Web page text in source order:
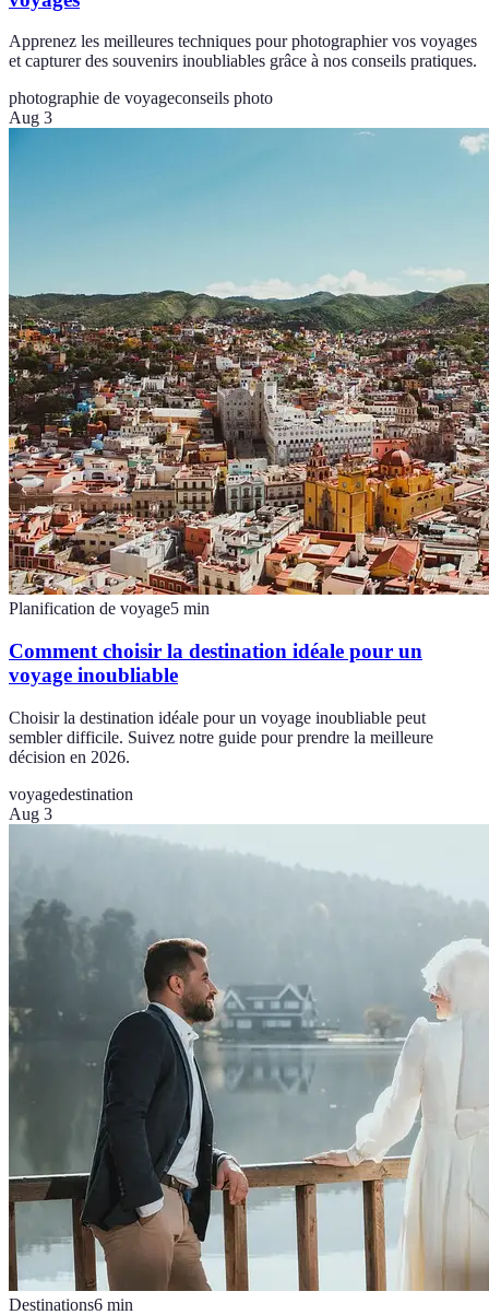
Apprenez les meilleures techniques pour photographier vos voyages
et capturer des souvenirs inoubliables grâce à nos conseils pratiques.
photographie de voyageconseils photo
Aug 3
Planification de voyage5 min
Comment choisir la destination idéale pour un
voyage inoubliable
Choisir la destination idéale pour un voyage inoubliable peut
sembler difficile. Suivez notre guide pour prendre la meilleure
décision en 2026.
voyagedestination
Aug 3
Destinations6 min